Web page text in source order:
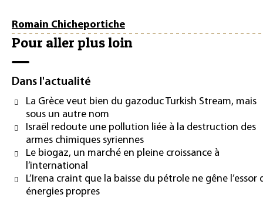
Romain Chicheportiche
Pour aller plus loin
Dans l'actualité
La Grèce veut bien du gazoduc Turkish Stream, mais
sous un autre nom
Israël redoute une pollution liée à la destruction des
armes chimiques syriennes
Le biogaz, un marché en pleine croissance à
l’international
L’Irena craint que la baisse du pétrole ne gêne l’essor
énergies propres